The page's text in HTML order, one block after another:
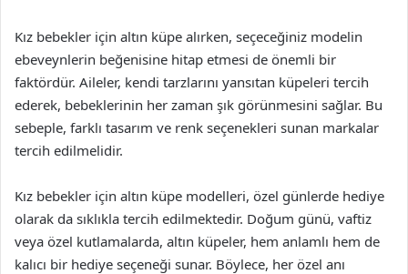
Kız bebekler için altın küpe alırken, seçeceğiniz modelin
ebeveynlerin beğenisine hitap etmesi de önemli bir
faktördür. Aileler, kendi tarzlarını yansıtan küpeleri tercih
ederek, bebeklerinin her zaman şık görünmesini sağlar. Bu
sebeple, farklı tasarım ve renk seçenekleri sunan markalar
tercih edilmelidir.
Kız bebekler için altın küpe modelleri, özel günlerde hediye
olarak da sıklıkla tercih edilmektedir. Doğum günü, vaftiz
veya özel kutlamalarda, altın küpeler, hem anlamlı hem de
kalıcı bir hediye seçeneği sunar. Böylece, her özel anı